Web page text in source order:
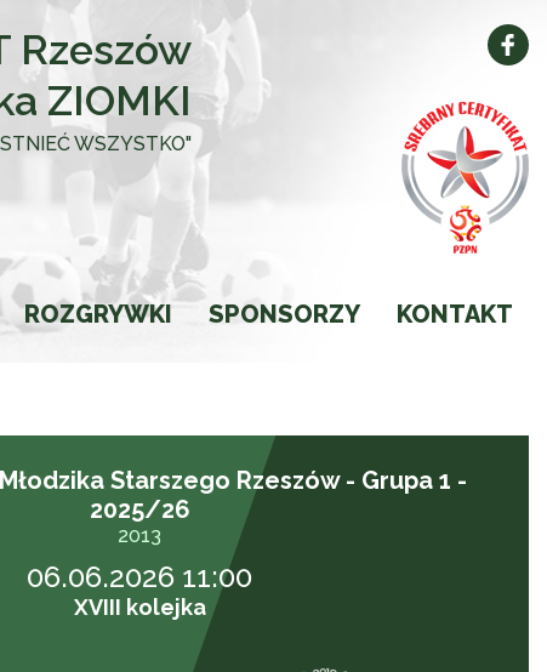
Rzeszów
ZIOMKI
WSZYSTKO"
ROZGRYWKI
Wyniki
Ligi
SPONSORZY KONTAKT
Starszego Rzeszów - Grupa 1 -
2025/26
2013
06.06.2026 11:00
XVIII kolejka